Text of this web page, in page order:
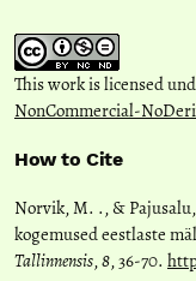
This work is licensed
NonCommercial-
How to Cite
Norvik, M. ., &
kogemused eestlaste
Tallinnensis,8, 36-70.